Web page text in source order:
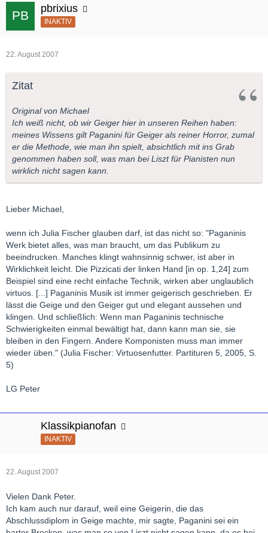
pbrixius
INAKTIV
22. August 2007
Zitat
Original von Michael
Ich weiß nicht, ob wir Geiger hier in unseren Reihen haben:
meines Wissens gilt Paganini für Geiger als reiner Horror, zumal
er die Methode, wie man ihn spielt, absichtlich mit ins Grab
genommen haben soll, was man bei Liszt für Pianisten nun
wirklich nicht sagen kann.
Lieber Michael,
wenn ich Julia Fischer glauben darf, ist das nicht so: "Paganinis
Werk bietet alles, was man braucht, um das Publikum zu
beeindrucken. Manches klingt wahnsinnig schwer, ist aber in
Wirklichkeit leicht. Die Pizzicati der linken Hand [in op. 1,24] zum
Beispiel sind eine recht einfache Technik, wirken aber unglaublich
virtuos. [...] Paganinis Musik ist immer geigerisch geschrieben. Er
lässt die Geige und den Geiger gut und elegant aussehen und
klingen. Und schließlich: Wenn man Paganinis technische
Schwierigkeiten einmal bewältigt hat, dann kann man sie, sie
bleiben in den Fingern. Andere Komponisten muss man immer
wieder üben." (Julia Fischer: Virtuosenfutter. Partituren 5, 2005, S.
5)
LG Peter
Klassikpianofan
INAKTIV
22. August 2007
Vielen Dank Peter.
Ich kam auch nur darauf, weil eine Geigerin, die das
Abschlussdiplom in Geige machte, mir sagte, Paganini sei ein